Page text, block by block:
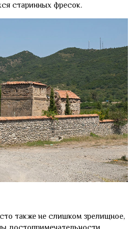
старинных фресок.
также не слишком зрелищное,